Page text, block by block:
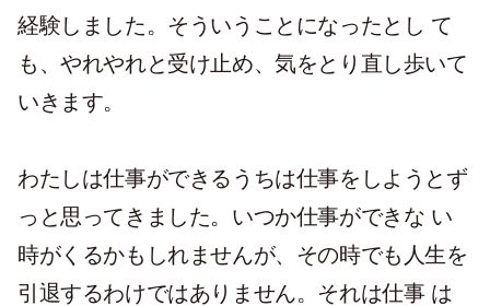
経験しました。そういうことになったとし て
も、やれやれと受け止め、気をとり直し歩いて
いきます。
わたしは仕事ができるうちは仕事をしようとず
っと思ってきました。いつか仕事ができな い
時がくるかもしれませんが、その時でも人生を
引退するわけではありません。それは仕事 は